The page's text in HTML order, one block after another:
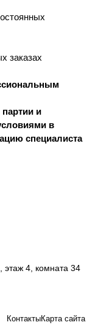
заказах
и
в
специалиста
этаж 4, комната 34
КонтактыКарта сайта